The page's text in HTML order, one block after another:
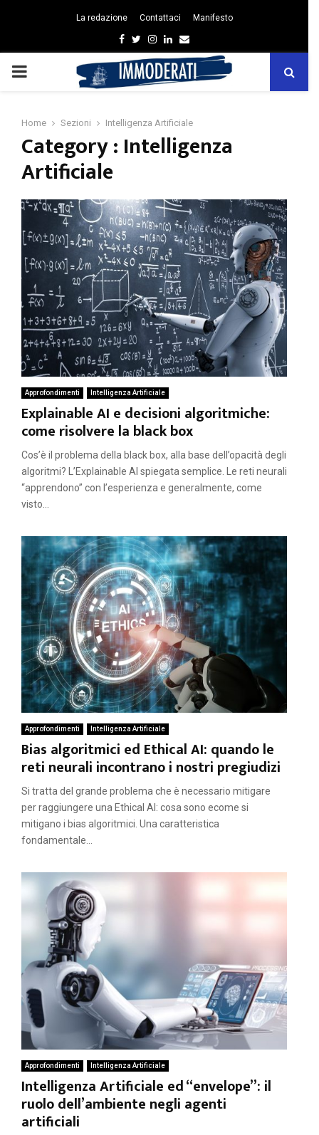
La redazione Contattaci Manifesto
Facebook
Twitter
Instagram
Linkedin
Email
PRIMARY
Home Sezioni Intelligenza Artificiale
Category : Intelligenza
Artificiale
Approfondimenti Intelligenza Artificiale
Explainable AI e decisioni algoritmiche:
come risolvere la black box
Cos’è il problema della black box, alla base dell’opacità degli
algoritmi? L’Explainable AI spiegata semplice. Le reti neurali
“apprendono” con l’esperienza e generalmente, come
visto...
Approfondimenti Intelligenza Artificiale
Bias algoritmici ed Ethical AI: quando le
reti neurali incontrano i nostri pregiudizi
Si tratta del grande problema che è necessario mitigare
per raggiungere una Ethical AI: cosa sono ecome si
mitigano i bias algoritmici. Una caratteristica
fondamentale...
Approfondimenti Intelligenza Artificiale
Intelligenza Artificiale ed “envelope”: il
ruolo dell’ambiente negli agenti
artificiali